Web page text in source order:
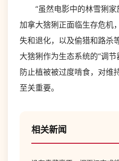
“虽然电影中的林雪猁家
加拿大猞猁正面临生存危机
失和退化，以及偷猎和路杀
大猞猁作为生态系统的“调
防止植被被过度啃食，对维
至关重要。
相关新闻